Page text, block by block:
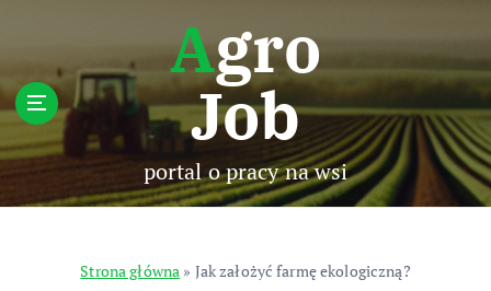
p
t
c
n
Agro
Job
portal o pracy na wsi
Strona główna » Jak założyć farmę ekologiczną?